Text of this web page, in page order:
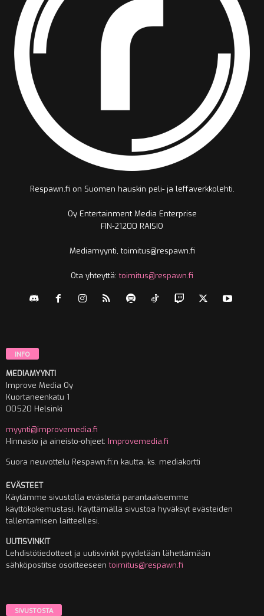
Respawn.fi on Suomen hauskin peli- ja leffaverkkolehti.
Oy Entertainment Media Enterprise
FIN-21200 RAISIO
Mediamyynti, toimitus@respawn.fi
Ota yhteyttä:toimitus@respawn.fi
INFO
MEDIAMYYNTI
Improve Media Oy
Kuortaneenkatu 1
00520 Helsinki
myynti@improvemedia.fi
Hinnasto ja aineisto-ohjeet: Improvemedia.fi
Suora neuvottelu Respawn.fi:n kautta, ks. mediakortti
EVÄSTEET
Käytämme sivustolla evästeitä parantaaksemme
käyttökokemustasi. Käyttämällä sivustoa hyväksyt evästeiden
tallentamisen laitteellesi.
UUTISVINKIT
Lehdistötiedotteet ja uutisvinkit pyydetään lähettämään
sähköpostitse osoitteeseentoimitus@respawn.fi
SIVUSTOSTA